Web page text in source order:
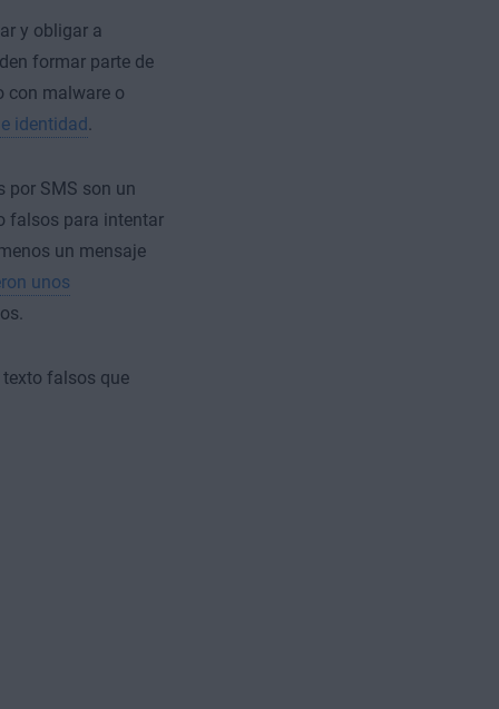
y obligar a
formar parte de
con malware o
identidad.
por SMS son un
falsos para intentar
un mensaje
unos
falsos que